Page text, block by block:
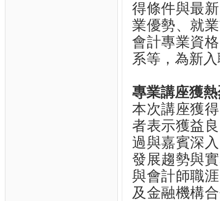
得條件與最
業優勢、就
會計專業資
系等，為新
專業講座獲
本次講座獲
者表示獲益
過與嘉賓深
發展趨勢與
與會計師職
及金融機構